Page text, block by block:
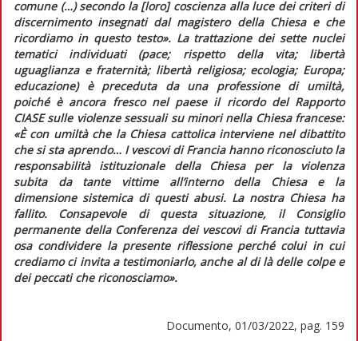
comune (…) secondo la [loro] coscienza alla luce dei criteri di
discernimento insegnati dal magistero della Chiesa e che
ricordiamo in questo testo». La trattazione dei sette nuclei
tematici individuati (pace; rispetto della vita; libertà
uguaglianza e fraternità; libertà religiosa; ecologia; Europa;
educazione) è preceduta da una professione di umiltà,
poiché è ancora fresco nel paese il ricordo del Rapporto
CIASEsulle violenze sessuali su minori nella Chiesa francese:
«È con umiltà che la Chiesa cattolica interviene nel dibattito
che si sta aprendo… I vescovi di Francia hanno riconosciuto la
responsabilità istituzionale della Chiesa per la violenza
subita da tante vittime all’interno della Chiesa e la
dimensione sistemica di questi abusi. La nostra Chiesa ha
fallito. Consapevole di questa situazione, il Consiglio
permanente della Conferenza dei vescovi di Francia tuttavia
osa condividere la presente riflessione perché colui in cui
crediamo ci invita a testimoniarlo, anche al di là delle colpe e
dei peccati che riconosciamo».
Documento, 01/03/2022, pag. 159